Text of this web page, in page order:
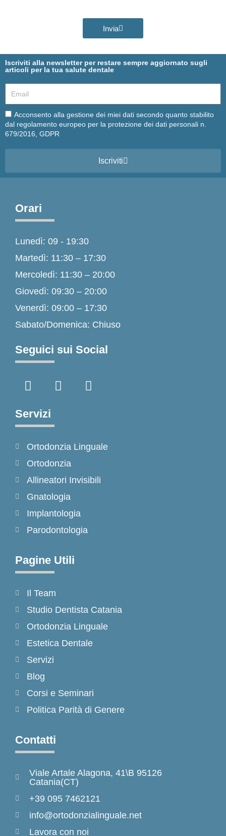
Invia
Iscriviti alla newsletter per restare sempre aggiornato sugli
articoli per la tua salute dentale
Email
Email
Acconsento alla gestione dei miei dati secondo quanto stabilito
dal regolamento europeo per la protezione dei dati personali n.
679/2016, GDPR
Iscriviti
Orari
Lunedì: 09 - 19:30
Martedì: 11:30 – 17:30
Mercoledì: 11:30 – 20:00
Giovedì: 09:30 – 20:00
Venerdì: 09:00 – 17:30
Sabato/Domenica: Chiuso
Seguici sui Social
a
e
b
o
k
-
f
n
r
a
m
i
Servizi
Ortodonzia Linguale
Ortodonzia
Allineatori Invisibili
Gnatologia
Implantologia
Parodontologia
Pagine Utili
Il Team
Studio Dentista Catania
Ortodonzia Linguale
Estetica Dentale
Servizi
Blog
Corsi e Seminari
Politica Parità di Genere
Contatti
Viale Artale Alagona, 41\B 95126
Catania(CT)
+39 095 7462121
info@ortodonzialinguale.net
Lavora con noi